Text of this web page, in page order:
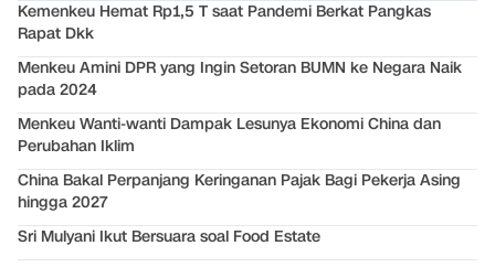
Kemenkeu Hemat Rp1,5 T saat Pandemi Berkat Pangkas
Rapat Dkk
Menkeu Amini DPR yang Ingin Setoran BUMN ke Negara Naik
pada 2024
Menkeu Wanti-wanti Dampak Lesunya Ekonomi China dan
Perubahan Iklim
China Bakal Perpanjang Keringanan Pajak Bagi Pekerja Asing
hingga 2027
Sri Mulyani Ikut Bersuara soal Food Estate